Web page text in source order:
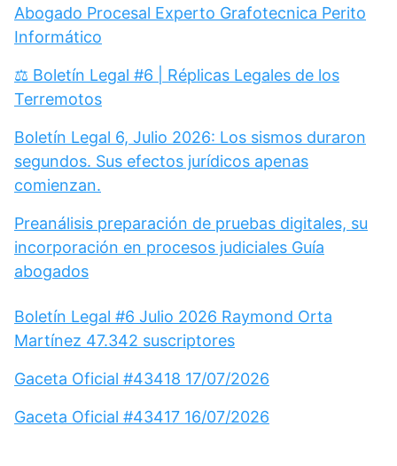
Abogado Procesal Experto Grafotecnica Perito
Informático
⚖️ Boletín Legal #6 | Réplicas Legales de los
Terremotos
Boletín Legal 6, Julio 2026: Los sismos duraron
segundos. Sus efectos jurídicos apenas
comienzan.
Preanálisis preparación de pruebas digitales, su
incorporación en procesos judiciales Guía
abogados
Boletín Legal #6 Julio 2026 Raymond Orta
Martínez 47.342 suscriptores
Gaceta Oficial #43418 17/07/2026
Gaceta Oficial #43417 16/07/2026